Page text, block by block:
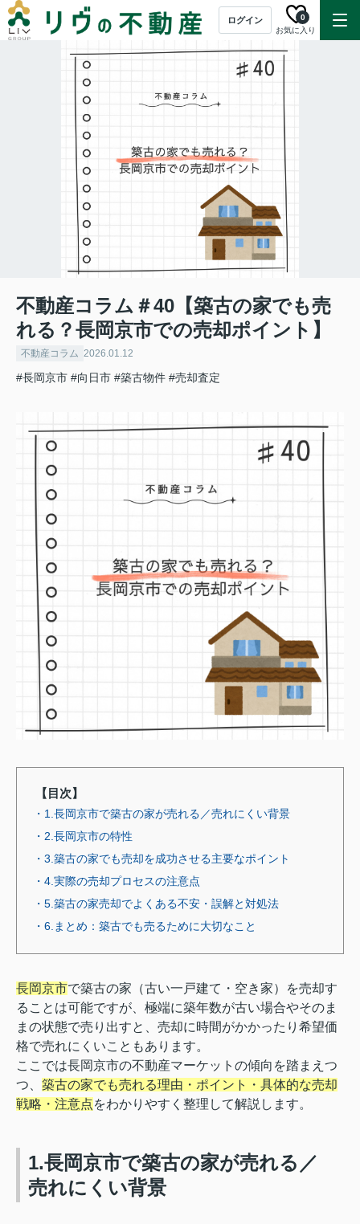
ログイン
お気に入り
0
不動産コラム＃40【築古の家でも売
れる？長岡京市での売却ポイント】
不動産コラム 2026.01.12
#長岡京市 #向日市 #築古物件 #売却査定
【目次】
・1.長岡京市で築古の家が売れる／売れにくい背景
・2.長岡京市の特性
・3.築古の家でも売却を成功させる主要なポイント
・4.実際の売却プロセスの注意点
・5.築古の家売却でよくある不安・誤解と対処法
・6.まとめ：築古でも売るために大切なこと
長岡京市で築古の家（古い一戸建て・空き家）を売却す
ることは可能ですが、極端に築年数が古い場合やそのま
まの状態で売り出すと、売却に時間がかかったり希望価
格で売れにくいこともあります。
ここでは長岡京市の不動産マーケットの傾向を踏まえつ
つ、 築古の家でも売れる理由・ポイント・具体的な売却
戦略・注意点をわかりやすく整理して解説します。
1.長岡京市で築古の家が売れる／
売れにくい背景